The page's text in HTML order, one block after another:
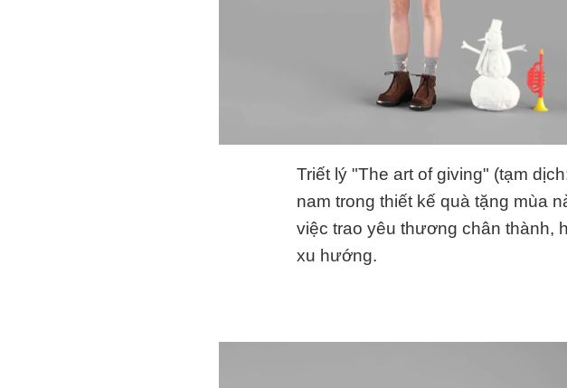
Triết lý "The art of giving" (tạm
nam trong thiết kế quà tặng mùa
việc trao yêu thương chân thành,
xu hướng.